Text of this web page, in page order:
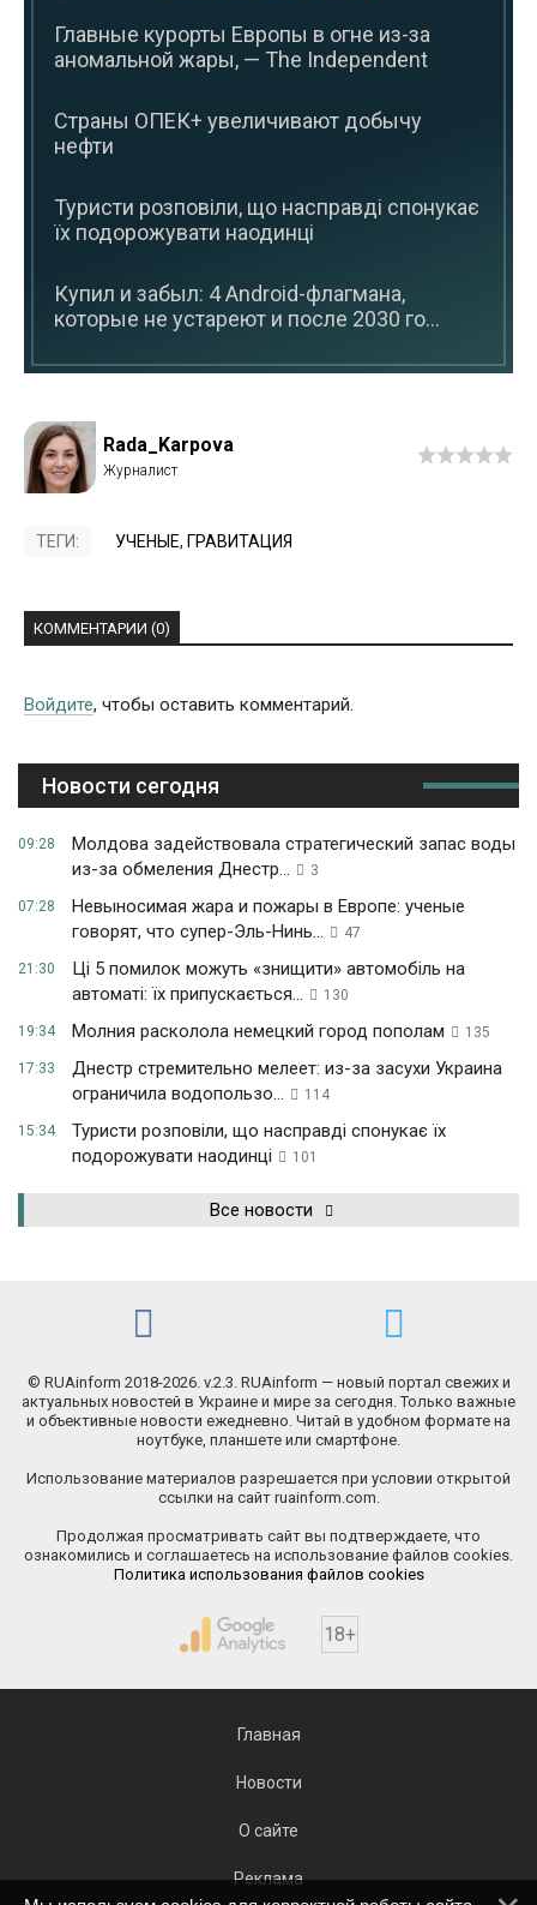
Главные курорты Европы в огне из-за
аномальной жары, — The Independent
Страны ОПЕК+ увеличивают добычу
нефти
Туристи розповіли, що насправді спонукає
їх подорожувати наодинці
Купил и забыл: 4 Android-флагмана,
которые не устареют и после 2030 го...
Rada_Karpova
ТЕГИ: УЧЕНЫЕ, ГРАВИТАЦИЯ
КОММЕНТАРИИ (0)
Войдите, чтобы оставить комментарий.
Новости сегодня
09:28
Молдова задействовала стратегический запас воды
из-за обмеления Днестр...
3
07:28
Невыносимая жара и пожары в Европе: ученые
говорят, что супер-Эль-Нинь...
47
21:30
Ці 5 помилок можуть «знищити» автомобіль на
автоматі: їх припускається...
130
19:34 Молния расколола немецкий город пополам 135
17:33
Днестр стремительно мелеет: из-за засухи Украина
ограничила водопользо...
114
15:34
Туристи розповіли, що насправді спонукає їх
подорожувати наодинці
101
Все новости
© RUAinform 2018-2026. v.2.3. RUAinform — новый портал свежих и
актуальных новостей в Украине и мире за сегодня. Только важные
и объективные новости ежедневно. Читай в удобном формате на
ноутбуке, планшете или смартфоне.
Использование материалов разрешается при условии открытой
ссылки на сайт ruainform.com.
Продолжая просматривать сайт вы подтверждаете, что
ознакомились и соглашаетесь на использование файлов cookies.
Политика использования файлов cookies
18+
Главная
Новости
О сайте
Реклама